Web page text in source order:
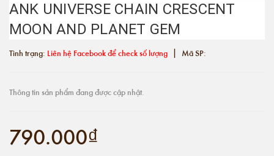
ANK UNIVERSE CHAIN CRESCENT
MOON AND PLANET GEM
Tình trạng: Liên hệ Facebook để check số lượng | Mã SP:
Thông tin sản phẩm đang được cập nhật.
790.000₫